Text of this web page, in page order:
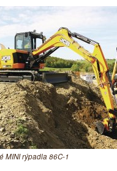
MINI rýpadla 86C-1